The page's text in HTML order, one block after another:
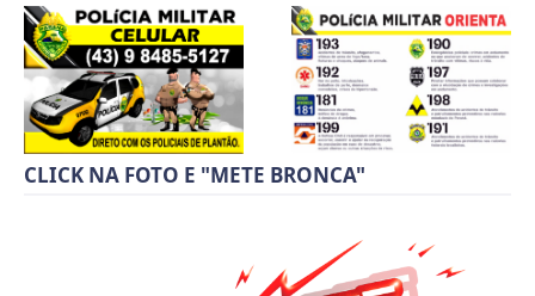
CLICK NA FOTO E "METE BRONCA"